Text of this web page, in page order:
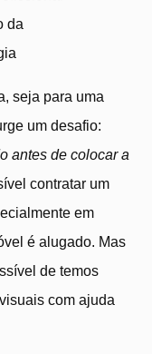
seja para uma
um desafio:
antes de colocar a
contratar um
em
é alugado. Mas
de temos
com ajuda